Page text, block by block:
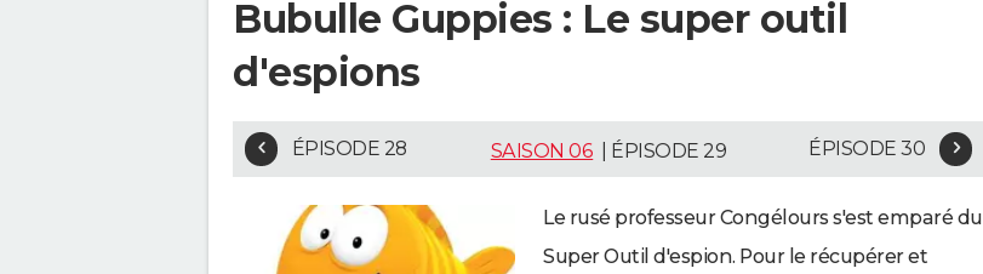
Bubulle Guppies : Le super outil
d'espions
ÉPISODE 28 SAISON 06 | ÉPISODE 29 ÉPISODE 30
Le rusé professeur Congélours s'est emparé du
Super Outil d'espion. Pour le récupérer et